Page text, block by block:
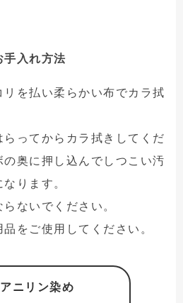
手入れ方法
リを払い柔らかい布でカラ拭
ってからカラ拭きしてくだ
奥に押し込んでしつこい汚
ります。
ないでください。
をご使用してください。
ニリン染め